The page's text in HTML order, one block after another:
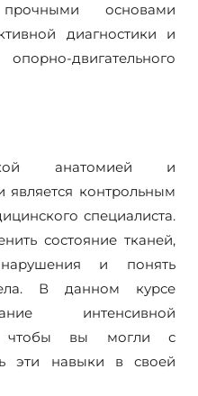
основами
диагностики и
двигательного
анатомией и
является контрольным
специалиста.
состояние тканей,
нарушения и понять
В данном курсе
интенсивной
чтобы вы могли с
эти навыки в своей